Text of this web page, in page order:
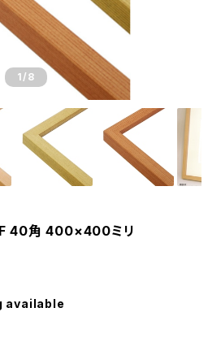
1 /8
40角 400×400ミリ
available